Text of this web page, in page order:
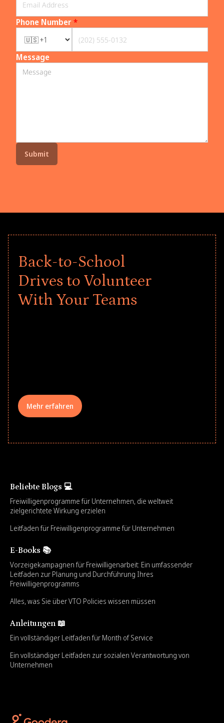
Phone Number*
Message
Back-to-School
Drives to Volunteer
With Your Teams
Mehr erfahren
Beliebte Blogs 💻
Freiwilligenprogramme für Unternehmen, die weltweit
zielgerichtete Wirkung erzielen
Leitfaden für Freiwilligenprogramme für Unternehmen
E-Books 📚
Vorzeigekampagnen für Freiwilligenarbeit: Ein umfassender
Leitfaden zur Planung und Durchführung Ihres
Freiwilligenprogramms
Alles, was Sie über VTO Policies wissen müssen
Anleitungen 📖
Ein vollständiger Leitfaden für Month of Service
Ein vollständiger Leitfaden zur sozialen Verantwortung von
Unternehmen